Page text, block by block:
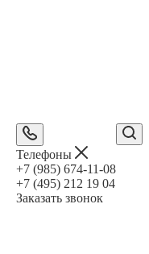
Телефоны
+7 (985) 674-11-08
+7 (495) 212 19 04
Заказать звонок